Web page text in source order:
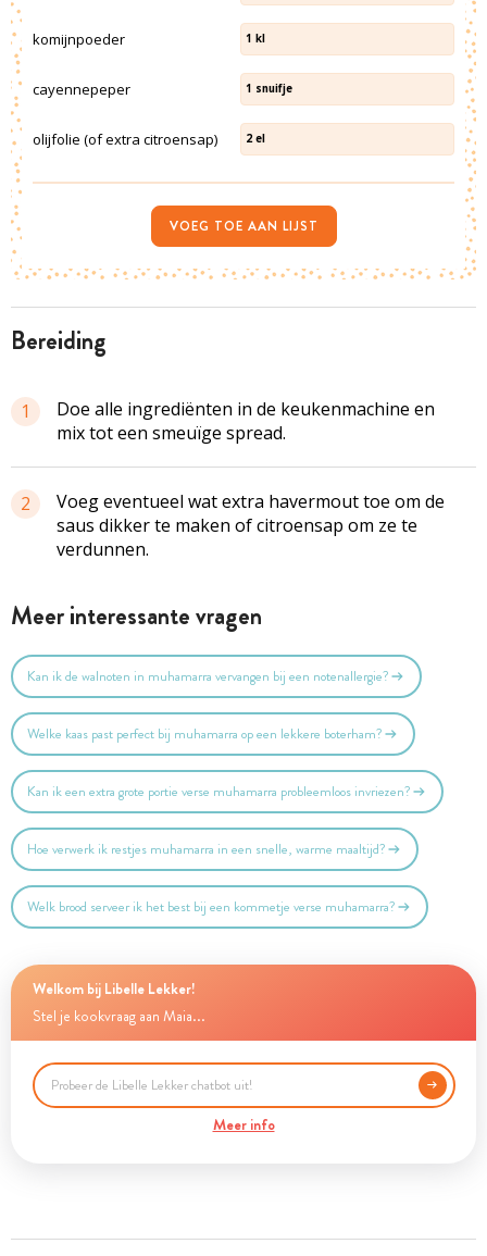
bereiding
1
Doe alle ingrediënten in de keukenmachine en
mix tot een smeuïge spread.
2
Voeg eventueel wat extra havermout toe om de
saus dikker te maken of citroensap om ze te
verdunnen.
Meer interessante vragen
Kan ik de walnoten in muhamarra vervangen bij een notenallergie?
Welke kaas past perfect bij muhamarra op een lekkere boterham?
Kan ik een extra grote portie verse muhamarra probleemloos invriezen?
Hoe verwerk ik restjes muhamarra in een snelle, warme maaltijd?
Welk brood serveer ik het best bij een kommetje verse muhamarra?
Welkom bij Libelle Lekker!
Stel je kookvraag aan Maia...
Meer info
komijnpoeder 1 kl
cayennepeper 1 snuifje
olijfolie (of extra citroensap) 2 el
VOEG TOE AAN LIJST